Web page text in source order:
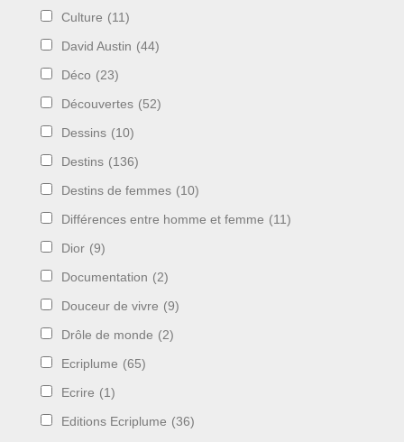
Culture (11)
David Austin (44)
Déco (23)
Découvertes (52)
Dessins (10)
Destins (136)
Destins de femmes (10)
Différences entre homme et femme (11)
Dior (9)
Documentation (2)
Douceur de vivre (9)
Drôle de monde (2)
Ecriplume (65)
Ecrire (1)
Editions Ecriplume (36)